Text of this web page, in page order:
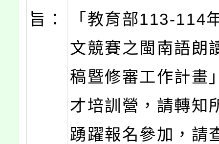
旨：
「教育部113-114
文競賽之閩南語朗
稿暨修審工作計畫
才培訓營，請轉知
踴躍報名參加，請